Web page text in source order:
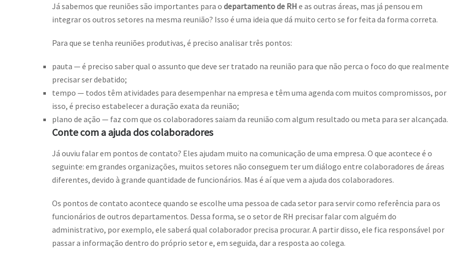
Já sabemos que reuniões são importantes para o departamento de RH e as outras áreas, mas já pensou em
integrar os outros setores na mesma reunião? Isso é uma ideia que dá muito certo se for feita da forma correta.
Para que se tenha reuniões produtivas, é preciso analisar três pontos:
pauta — é preciso saber qual o assunto que deve ser tratado na reunião para que não perca o foco do que realmente
precisar ser debatido;
tempo — todos têm atividades para desempenhar na empresa e têm uma agenda com muitos compromissos, por
isso, é preciso estabelecer a duração exata da reunião;
plano de ação — faz com que os colaboradores saiam da reunião com algum resultado ou meta para ser alcançada.
Conte com a ajuda dos colaboradores
Já ouviu falar em pontos de contato? Eles ajudam muito na comunicação de uma empresa. O que acontece é o
seguinte: em grandes organizações, muitos setores não conseguem ter um diálogo entre colaboradores de áreas
diferentes, devido à grande quantidade de funcionários. Mas é aí que vem a ajuda dos colaboradores.
Os pontos de contato acontece quando se escolhe uma pessoa de cada setor para servir como referência para os
funcionários de outros departamentos. Dessa forma, se o setor de RH precisar falar com alguém do
administrativo, por exemplo, ele saberá qual colaborador precisa procurar. A partir disso, ele fica responsável por
passar a informação dentro do próprio setor e, em seguida, dar a resposta ao colega.